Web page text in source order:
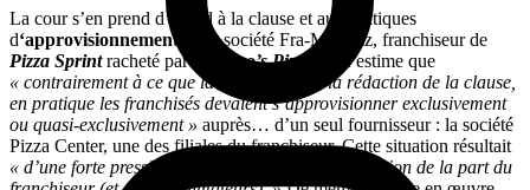
La cour s’en prend d’abord à la clause et aux pratiques
d‘approvisionnement
de la société Fra-Ma-Pizz, franchiseur de
Pizza Sprintracheté par Domino’s Pizza
Elle estime que
« contrairement à ce que laissait présager la rédaction de la clause,
en pratique les franchisés devaient s’approvisionner exclusivement
ou quasi-exclusivement » auprès… d’un seul fournisseur : la société
Pizza Center, une des filiales du franchiseur. Cette situation résultait
« d’une forte pression, voire de menaces de résiliation de la part du